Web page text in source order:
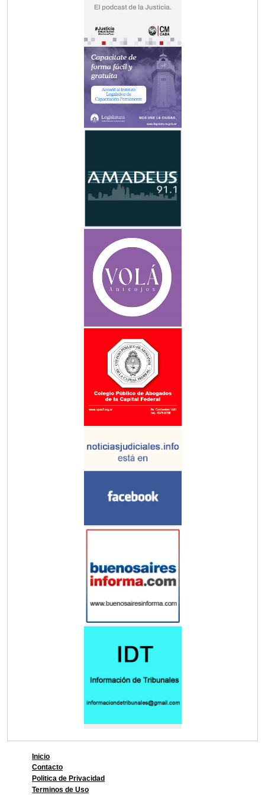
Inicio
Contacto
Politica de Privacidad
Terminos de Uso